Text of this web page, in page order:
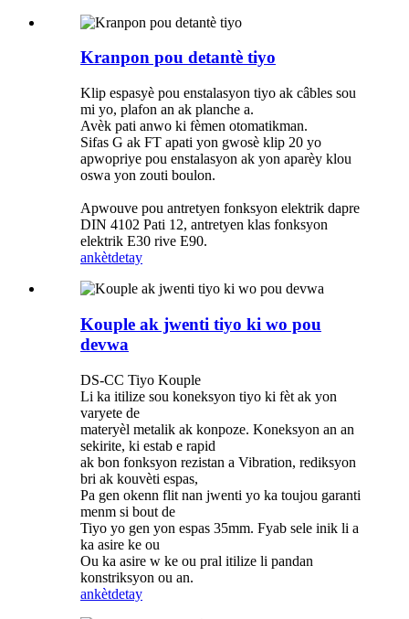
Kranpon pou detantè tiyo
Klip espasyè pou enstalasyon tiyo ak câbles sou
mi yo, plafon an ak planche a.
Avèk pati anwo ki fèmen otomatikman.
Sifas G ak FT apati yon gwosè klip 20 yo
apwopriye pou enstalasyon ak yon aparèy klou
oswa yon zouti boulon.
Apwouve pou antretyen fonksyon elektrik dapre
DIN 4102 Pati 12, antretyen klas fonksyon
elektrik E30 rive E90.
ankètdetay
Kouple ak jwenti tiyo ki wo pou
devwa
DS-CC Tiyo Kouple
Li ka itilize sou koneksyon tiyo ki fèt ak yon
varyete de
materyèl metalik ak konpoze. Koneksyon an an
sekirite, ki estab e rapid
ak bon fonksyon rezistan a Vibration, rediksyon
bri ak kouvèti espas,
Pa gen okenn flit nan jwenti yo ka toujou garanti
menm si bout de
Tiyo yo gen yon espas 35mm. Fyab sele inik li a
ka asire ke ou
Ou ka asire w ke ou pral itilize li pandan
konstriksyon ou an.
ankètdetay